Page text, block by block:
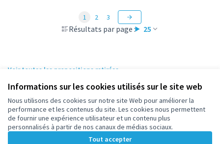
Informations sur les cookies utilisés sur le site web
Nous utilisons des cookies sur notre site Web pour améliorer la
performance et les contenus du site. Les cookies nous permettent
de fournir une expérience utilisateur et un contenu plus
personnalisés à partir de nos canaux de médias sociaux.
Tout accepter
Résultats par page : 25
1 2 3
Voir toutes les propositions retirées
Conditions d'utilisation
Paramètres des cookies
participez.nanterre.fr sur X
(Lien externe)
participez.nanterre.fr sur Facebook
participez.nanterre.fr sur Instagram
participez.nanterre.fr sur YouTube
(Lien externe)
participez.nanterre.fr sur GitHub
(Lien externe)